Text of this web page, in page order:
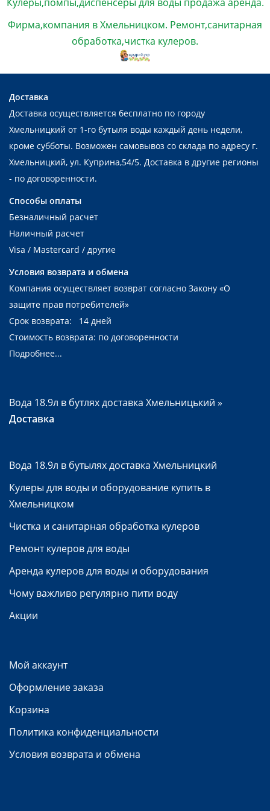
Фирма,компания в Хмельницком. Ремонт,санитарная
обработка,чистка кулеров.
Доставка
Доставка осуществляется бесплатно по городу
Хмельницкий от 1-го бутыля воды каждый день недели,
кроме субботы. Возможен самовывоз со склада по адресу г.
Хмельницкий, ул. Куприна,54/5. Доставка в другие регионы
- по договоренности.
Способы оплаты
Безналичный расчет
Наличный расчет
Visa / Mastercard / другие
Условия возврата и обмена
Компания осуществляет возврат согласно Закону «О
защите прав потребителей»
Срок возврата: 14 дней
Стоимость возврата: по договоренности
Подробнее...
Вода 18.9л в бутлях доставка Хмельницький »
Доставка
Вода 18.9л в бутылях доставка Хмельницкий
Кулеры для воды и оборудование купить в
Хмельницком
Чистка и санитарная обработка кулеров
Ремонт кулеров для воды
Аренда кулеров для воды и оборудования
Чому важливо регулярно пити воду
Акции
Мой аккаунт
Оформление заказа
Корзина
Политика конфиденциальности
Условия возврата и обмена